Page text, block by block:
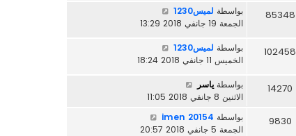
85348 بواسطة لميس1230
الجمعة 19 جانفي 2018 13:29
102458 بواسطة لميس1230
الخميس 11 جانفي 2018 18:24
14270 بواسطة ياسر
الاثنين 8 جانفي 2018 11:05
9830 بواسطة imen 20154
الجمعة 5 جانفي 2018 20:57